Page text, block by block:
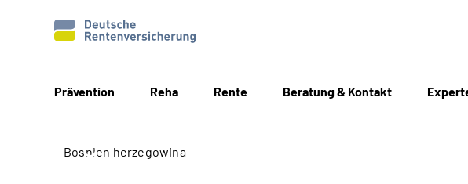
Prävention Reha Rente Beratung & Kontakt